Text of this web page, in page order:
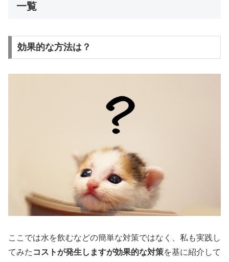
一覧
効果的な方法は？
ここでは水を飲むなどの簡単な対策ではなく、私も実践し
てみた コストが発生しますが効果的な対策を基に紹介して